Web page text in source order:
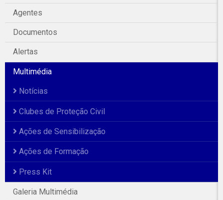
Agentes
Documentos
Alertas
Multimédia
Notícias
Clubes de Proteção Civil
Ações de Sensibilização
Ações de Formação
Press Kit
Galeria Multimédia